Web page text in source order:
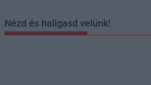
Nézd és hallgasd velünk!